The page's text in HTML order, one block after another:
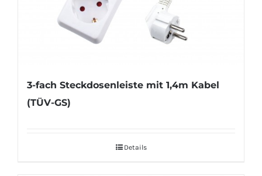
3-fach Steckdosenleiste mit 1,4m Kabel
(TÜV-GS)
Details